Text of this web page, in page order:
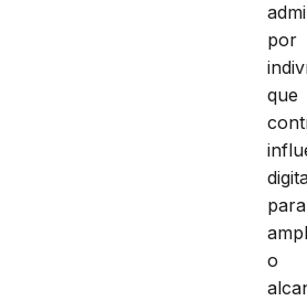
por
que
para
o